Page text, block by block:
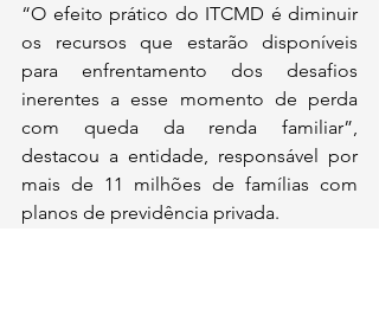
“O efeito prático do ITCMD é diminuir
os recursos que estarão disponíveis
para enfrentamento dos desafios
inerentes a esse momento de perda
com queda da renda familiar”,
destacou a entidade, responsável por
mais de 11 milhões de famílias com
planos de previdência privada.